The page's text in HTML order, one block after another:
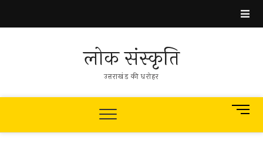
content
लोक संस्कृति
उत्तराखंड की धरोहर
M
n